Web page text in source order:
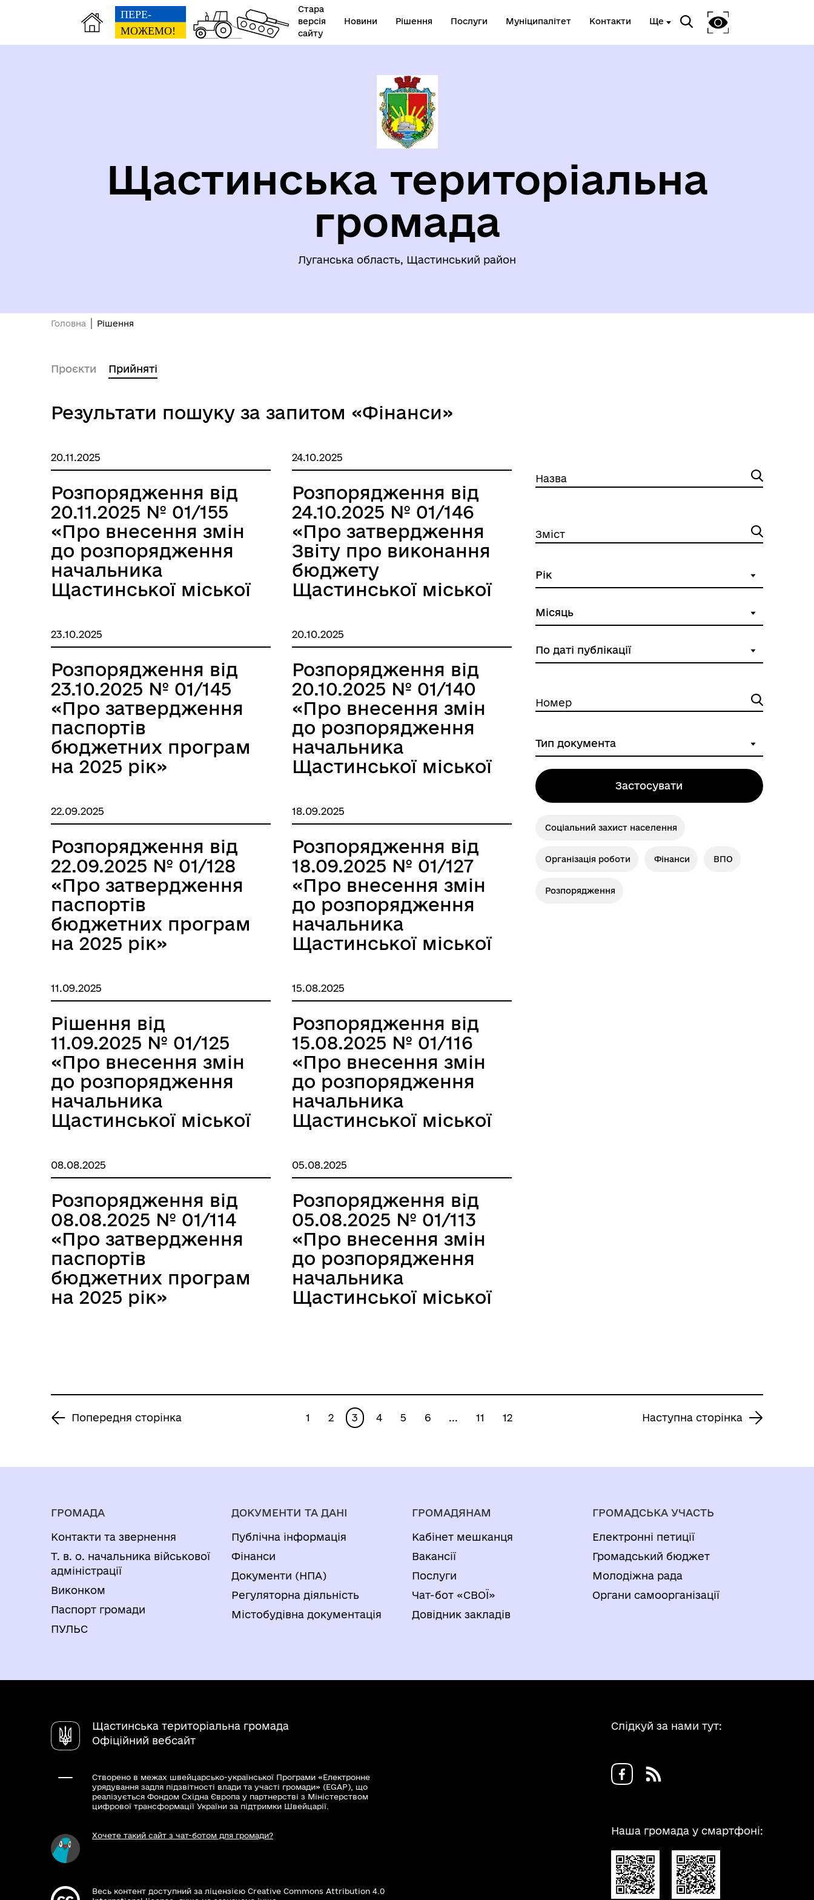
Стара
версія
сайту
Новини Рішення Послуги Муніципалітет Контакти Ще
ВІДНОВЛЕННЯ
ЗАПОБІГАННЯ ТА ПРОТИДІЯ
НАСИЛЬСТВУ
Щастинська територіальна
громада
Луганська область, Щастинський район
Головна Рішення
Проєкти Прийняті
Результати пошуку за запитом «Фінанси»
20.11.2025
Розпорядження від
20.11.2025 № 01/155
«Про внесення змін
до розпорядження
начальника
Щастинської міської
адміністрації
Щастинського
району Луганської
області від
16.12.2024р. №
01/159»
24.10.2025
Розпорядження від
24.10.2025 № 01/146
«Про затвердження
Звіту про виконання
бюджету
Щастинської міської
громади
Щастинського
району Луганської
області за 9 місяців
2025 року»
23.10.2025
Розпорядження від
23.10.2025 № 01/145
«Про затвердження
паспортів
бюджетних програм
на 2025 рік»
20.10.2025
Розпорядження від
20.10.2025 № 01/140
«Про внесення змін
до розпорядження
начальника
Щастинської міської
адміністрації
Щастинського
району Луганської
області від
16.12.2024р. №
01/159»
22.09.2025
Розпорядження від
22.09.2025 № 01/128
«Про затвердження
паспортів
бюджетних програм
на 2025 рік»
18.09.2025
Розпорядження від
18.09.2025 № 01/127
«Про внесення змін
до розпорядження
начальника
Щастинської міської
адміністрації
Щастинського
району Луганської
області від
16.12.2024р. №
01/159»
11.09.2025
Рішення від
11.09.2025 № 01/125
«Про внесення змін
до розпорядження
начальника
Щастинської міської
адміністрації
Щастинського
району Луганської
області від
16.12.2024р. №
01/159»
15.08.2025
Розпорядження від
15.08.2025 № 01/116
«Про внесення змін
до розпорядження
начальника
Щастинської міської
адміністрації
Щастинського
району Луганської
області від 16.12.2024
№ 01/159»
08.08.2025
Розпорядження від
08.08.2025 № 01/114
«Про затвердження
паспортів
бюджетних програм
на 2025 рік»
05.08.2025
Розпорядження від
05.08.2025 № 01/113
«Про внесення змін
до розпорядження
начальника
Щастинської міської
області від
16.12.2024р. №
01/159»
Назва
Зміст
Номер
Застосувати
Соціальний захист населення
Організація роботи Фінанси ВПО
Розпорядження
Попередня сторінка 1 2 3 4 5 6 ... 11 12 Наступна сторінка
ГРОМАДА
Контакти та звернення
Т. в. о. начальника військової
адміністрації
Виконком
Паспорт громади
ПУЛЬС
ДОКУМЕНТИ ТА ДАНІ
Публічна інформація
Фінанси
Документи (НПА)
Регуляторна діяльність
Містобудівна документація
ГРОМАДЯНАМ
Кабінет мешканця
Вакансії
Послуги
Чат-бот «СВОЇ»
Довідник закладів
ГРОМАДСЬКА УЧАСТЬ
Електронні петиції
Громадський бюджет
Молодіжна рада
Органи самоорганізації
Щастинська територіальна громада
Офіційний вебсайт
Створено в межах швейцарсько-української Програми «Електронне
урядування задля підзвітності влади та участі громади» (EGAP), що
реалізується Фондом Східна Європа у партнерстві з Міністерством
цифрової трансформації України за підтримки Швейцарії.
Хочете такий сайт з чат-ботом для громади?
Весь контент доступний за ліцензією Creative Commons Attribution 4.0
Слідкуй за нами тут:
Наша громада у смартфоні: